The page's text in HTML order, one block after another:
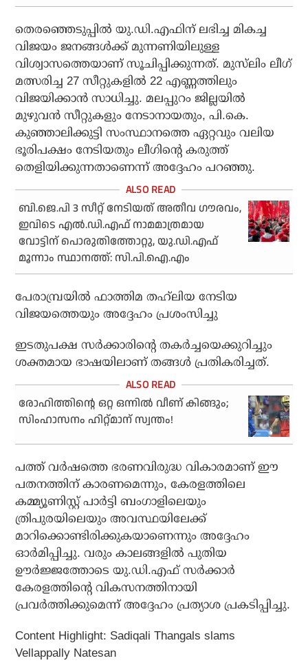
തെരഞ്ഞെടുപ്പില്‍ യു.ഡി.എഫിന് ലഭിച്ച മികച്ച
വിജയം ജനങ്ങള്‍ക്ക് മുന്നണിയിലുള്ള
വിശ്വാസത്തെയാണ് സൂചിപ്പിക്കുന്നത്. മുസ്‌ലിം ലീഗ്
മത്സരിച്ച 27 സീറ്റുകളില്‍ 22 എണ്ണത്തിലും
വിജയിക്കാന്‍ സാധിച്ചു. മലപ്പുറം ജില്ലയില്‍
മുഴുവന്‍ സീറ്റുകളും നേടാനായതും, പി.കെ.
കുഞ്ഞാലിക്കുട്ടി സംസ്ഥാനത്തെ ഏറ്റവും വലിയ
ഭൂരിപക്ഷം നേടിയതും ലീഗിന്റെ കരുത്ത്
തെളിയിക്കുന്നതാണെന്ന് അദ്ദേഹം പറഞ്ഞു.
ബി.ജെ.പി 3 സീറ്റ് നേടിയത് അതീവ ഗൗരവം,
ഇവിടെ എല്‍.ഡി.എഫ് നാമമാത്രമായ
വോട്ടിന് പൊരുതിത്തോറ്റു, യു.ഡി.എഫ്
മൂന്നാം സ്ഥാനത്ത്: സി.പി.ഐ.എം
പേരാമ്പ്രയില്‍ ഫാത്തിമ തഹ്‌ലിയ നേടിയ
വിജയത്തെയും അദ്ദേഹം പ്രശംസിച്ചു
ഇടതുപക്ഷ സര്‍ക്കാരിന്റെ തകര്‍ച്ചയെക്കുറിച്ചും
ശക്തമായ ഭാഷയിലാണ് തങ്ങള്‍ പ്രതികരിച്ചത്.
രോഹിത്തിന്റെ ഒറ്റ ഒന്നില്‍ വീണ് കിങ്ങും;
സിംഹാസനം ഹിറ്റ്മാന് സ്വന്തം!
പത്ത് വര്‍ഷത്തെ ഭരണവിരുദ്ധ വികാരമാണ് ഈ
പതനത്തിന് കാരണമെന്നും, കേരളത്തിലെ
കമ്മ്യൂണിസ്റ്റ് പാര്‍ട്ടി ബംഗാളിലെയും
ത്രിപുരയിലെയും അവസ്ഥയിലേക്ക്
മാറിക്കൊണ്ടിരിക്കുകയാണെന്നും അദ്ദേഹം
ഓര്‍മിപ്പിച്ചു. വരും കാലങ്ങളില്‍ പുതിയ
ഊര്‍ജ്ജത്തോടെ യു.ഡി.എഫ് സര്‍ക്കാര്‍
കേരളത്തിന്റെ വികസനത്തിനായി
പ്രവര്‍ത്തിക്കുമെന്ന് അദ്ദേഹം പ്രത്യാശ പ്രകടിപ്പിച്ചു.
Content Highlight: Sadiqali Thangals slams
Vellappally Natesan